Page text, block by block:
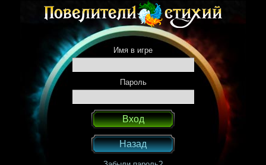
Имя в игре
Пароль
Назад